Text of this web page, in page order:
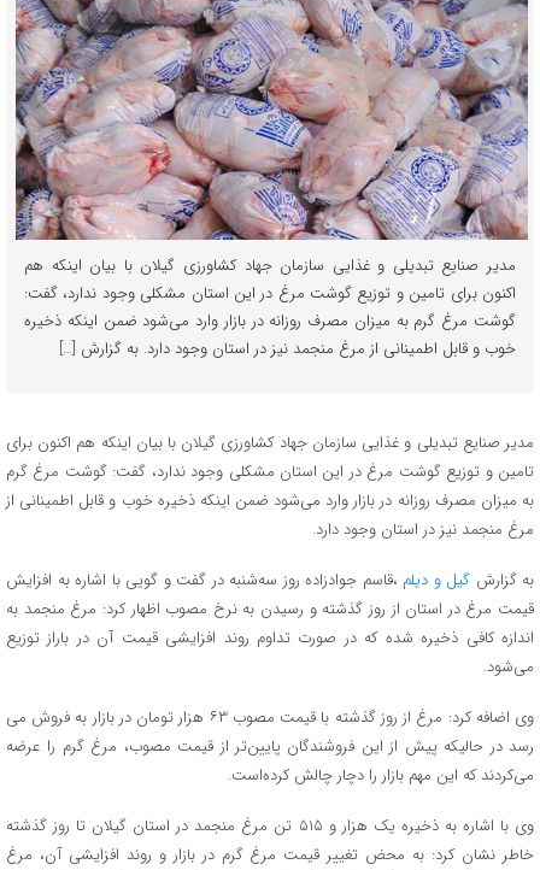
مدیر صنایع تبدیلی و غذایی سازمان جهاد کشاورزی گیلان با بیان اینکه هم
اکنون برای تامین و توزیع گوشت مرغ در این استان مشکلی وجود ندارد، گفت:
گوشت مرغ گرم به میزان مصرف روزانه در بازار وارد می‌شود ضمن اینکه ذخیره
خوب و قابل اطمینانی از مرغ منجمد نیز در استان وجود دارد. به گزارش […]
مدیر صنایع تبدیلی و غذایی سازمان جهاد کشاورزی گیلان با بیان اینکه هم اکنون برای
تامین و توزیع گوشت مرغ در این استان مشکلی وجود ندارد، گفت: گوشت مرغ گرم
به میزان مصرف روزانه در بازار وارد می‌شود ضمن اینکه ذخیره خوب و قابل اطمینانی از
مرغ منجمد نیز در استان وجود دارد.
به گزارش گیل و دیلم ،قاسم جوادزاده روز سه‌شنبه در گفت و گویی با اشاره به افزایش
قیمت مرغ در استان از روز گذشته و رسیدن به نرخ مصوب اظهار کرد: مرغ منجمد به
اندازه کافی ذخیره شده که در صورت تداوم روند افزایشی قیمت آن در باراز توزیع
می‌شود.
وی اضافه کرد: مرغ از روز گذشته با قیمت مصوب ۶۳ هزار تومان در بازار به فروش می
رسد در حالیکه پیش از این فروشندگان پایین‌تر از قیمت مصوب، مرغ گرم را عرضه
می‌کردند که این مهم بازار را دچار چالش کرده‌است.
وی با اشاره به ذخیره یک هزار و ۵۱۵ تن مرغ منجمد در استان گیلان تا روز گذشته
خاطر نشان کرد: به محض تغییر قیمت مرغ گرم در بازار و روند افزایشی آن، مرغ